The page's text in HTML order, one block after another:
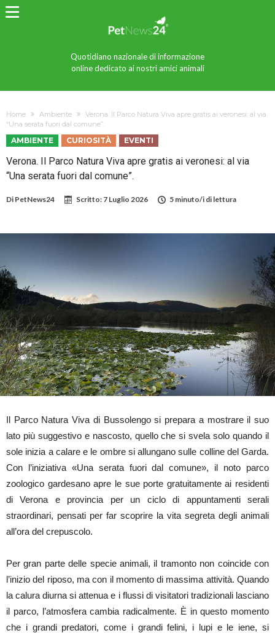
Quotidiano nazionale di informazione
online dedicato ai nostri amici animali
Home Ambiente
Verona. Il Parco Natura Viva apre gratis ai veronesi: al via
“Una serata fuori dal comune”.
AMBIENTE CURIOSITÀ EVENTI
Verona. Il Parco Natura Viva apre gratis ai veronesi: al via
“Una serata fuori dal comune”.
Di PetNews24 Scritto: 7 Luglio 2026 5 minuto/i di lettura
Il Parco Natura Viva di Bussolengo si prepara a mostrare il suo
lato più suggestivo e nascosto, quello che si svela solo quando il
sole inizia a calare e le ombre si allungano sulle colline del Garda.
Con l’iniziativa «Una serata fuori dal comune», il noto parco
zoologico gardesano apre le sue porte gratuitamente ai residenti
di Verona e provincia per un ciclo di appuntamenti serali
straordinari, pensati per far scoprire la vita segreta degli animali
all’ora del crepuscolo.
Per gran parte delle specie animali, il tramonto non coincide con
l’inizio del riposo, ma con il momento di massima attività. Quando
la calura diurna si attenua e i flussi di visitatori tradizionali lasciano
il parco, l’atmosfera cambia radicalmente. È in questo momento
che i grandi predatori, come i grandi felini, i lupi e le iene, si